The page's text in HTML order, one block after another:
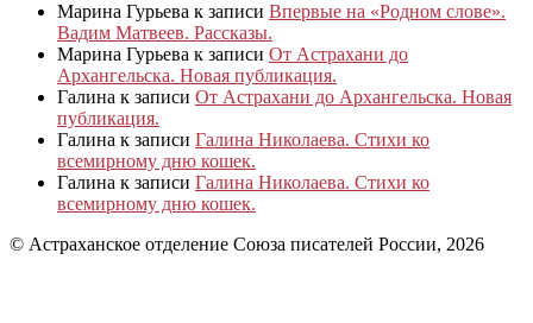
Марина Гурьева к записи Впервые на «Родном слове».
Вадим Матвеев. Рассказы.
Марина Гурьева к записи От Астрахани до
Архангельска. Новая публикация.
Галина к записи От Астрахани до Архангельска. Новая
публикация.
Галина к записи Галина Николаева. Стихи ко
всемирному дню кошек.
Галина к записи Галина Николаева. Стихи ко
всемирному дню кошек.
© Астраханское отделение Союза писателей России, 2026